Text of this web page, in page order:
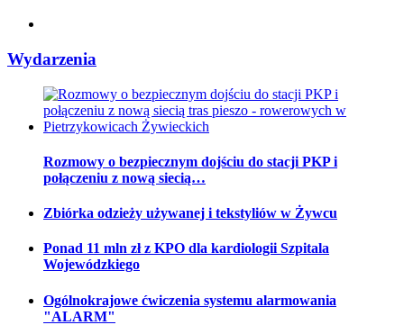
Wydarzenia
Rozmowy o bezpiecznym dojściu do stacji PKP i
połączeniu z nową siecią…
Zbiórka odzieży używanej i tekstyliów w Żywcu
Ponad 11 mln zł z KPO dla kardiologii Szpitala
Wojewódzkiego
Ogólnokrajowe ćwiczenia systemu alarmowania
"ALARM"